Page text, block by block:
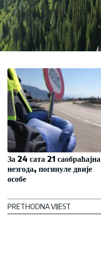
За 24 сата 21 саобраћајна
незгода, погинуле двије
особе
PRETHODNA VIJEST